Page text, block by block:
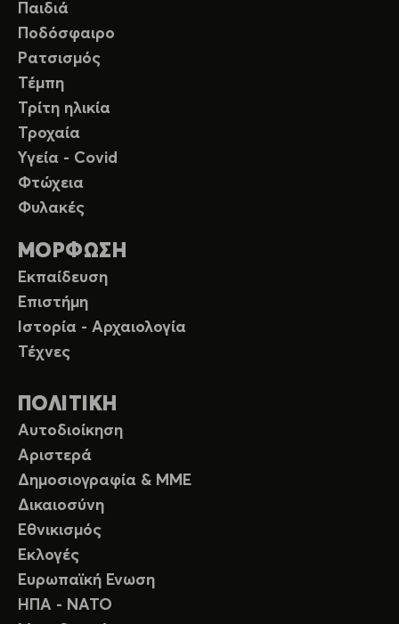
Παιδιά
Ποδόσφαιρο
Ρατσισμός
Τέμπη
Τρίτη ηλικία
Τροχαία
Υγεία - Covid
Φτώχεια
Φυλακές
ΜΟΡΦΩΣΗ
Εκπαίδευση
Επιστήμη
Ιστορία - Αρχαιολογία
Τέχνες
ΠΟΛΙΤΙΚΗ
Αυτοδιοίκηση
Αριστερά
Δημοσιογραφία & ΜΜΕ
Δικαιοσύνη
Εθνικισμός
Εκλογές
Ευρωπαϊκή Ενωση
ΗΠΑ - ΝΑΤΟ